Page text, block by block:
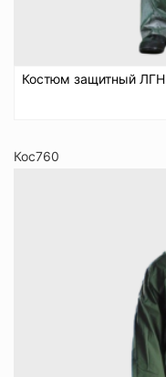
Костюм защитный ЛГН
Кос760